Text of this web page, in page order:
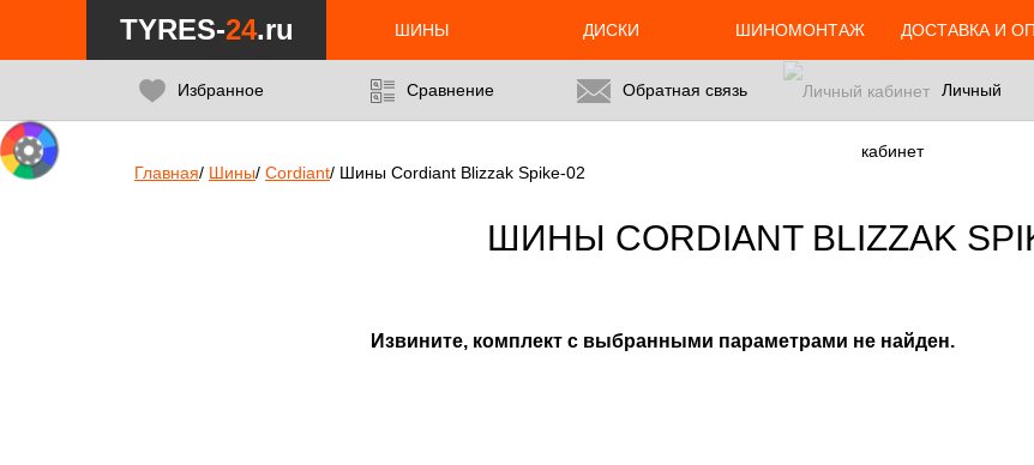
TYRES-24.ru ШИНЫ ДИСКИ ШИНОМОНТАЖ ДОСТАВКА И
Избранное Сравнение Обратная связь Личный
кабинет
Главная/ Шины/ Cordiant/ Шины Cordiant Blizzak Spike-02
ШИНЫ CORDIANT BLIZZAK
Извините, комплект с выбранными параметрами не найден.